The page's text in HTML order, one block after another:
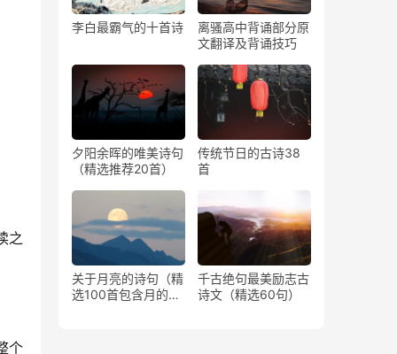
之
个
李白最霸气的十首诗
离骚高中背诵部分原
文翻译及背诵技巧
夕阳余晖的唯美诗句
（精选推荐20首）
传统节日的古诗38
首
关于月亮的诗句（精
选100首包含月的古
千古绝句最美励志古
诗文（精选60句）